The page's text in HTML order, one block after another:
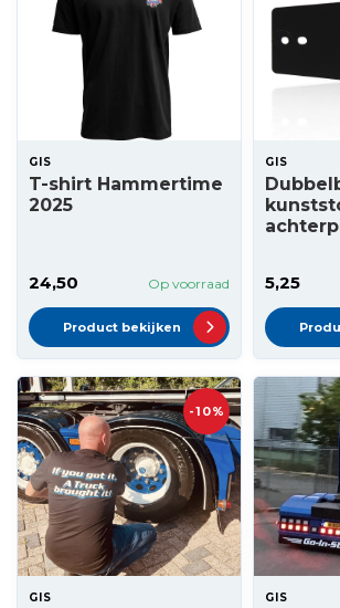
GIS
T-shirt Hammertime
2025
24,50 Op voorraad
Product bekijken
GIS
5,25
-10%
GIS GIS